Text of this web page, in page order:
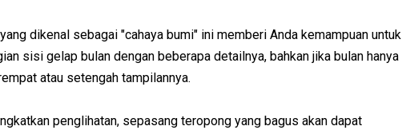
dikenal sebagai "cahaya bumi" ini memberi Anda kemampuan untuk
sisi gelap bulan dengan beberapa detailnya, bahkan jika bulan hanya
atau setengah tampilannya.
penglihatan, sepasang teropong yang bagus akan dapat